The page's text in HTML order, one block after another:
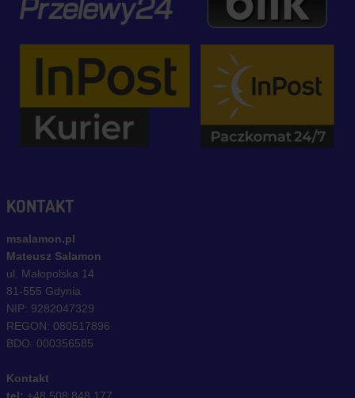
KONTAKT
msalamon.pl
Mateusz Salamon
ul. Małopolska 14
81-555 Gdynia
NIP: 9282047329
REGON: 080517896
BDO: 000356585
Kontakt